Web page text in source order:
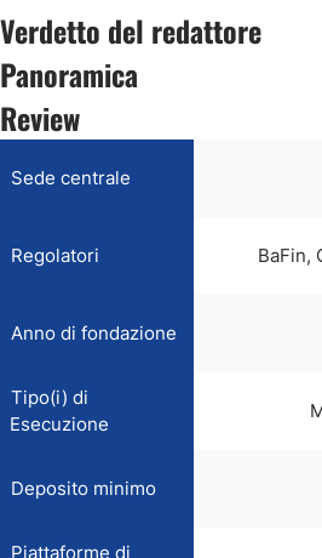
Verdetto del redattore
Panoramica
Review
Sede centrale
Regolatori BaFin,
Anno di fondazione
Tipo(i) di
Esecuzione
Deposito minimo
Piattaforme di